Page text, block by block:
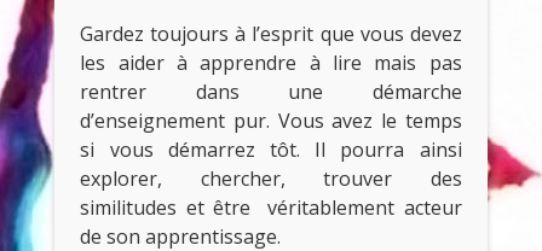
Gardez toujours à l’esprit que vous devez
les aider à apprendre à lire mais pas
rentrer dans une démarche
d’enseignement pur. Vous avez le temps
si vous démarrez tôt. Il pourra ainsi
explorer, chercher, trouver des
similitudes et être véritablement acteur
de son apprentissage.